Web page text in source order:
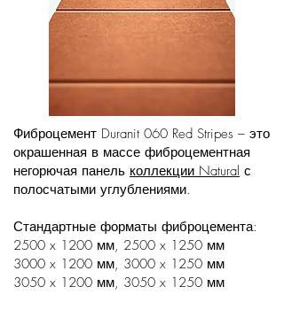
Фиброцемент Duranit 060 Red Stripes – это
окрашенная в массе фиброцементная
негорючая панель коллекции Natural с
полосчатыми углублениями.
Стандартные форматы фиброцемента:
2500 x 1200 мм, 2500 x 1250 мм
3000 x 1200 мм, 3000 x 1250 мм
3050 x 1200 мм, 3050 x 1250 мм